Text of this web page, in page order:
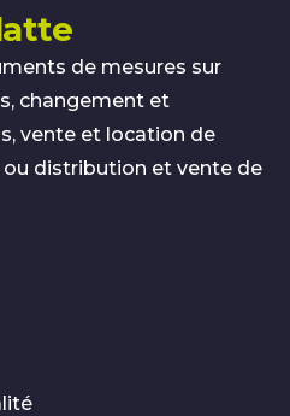
de mesures sur
changement et
vente et location de
distribution et vente de